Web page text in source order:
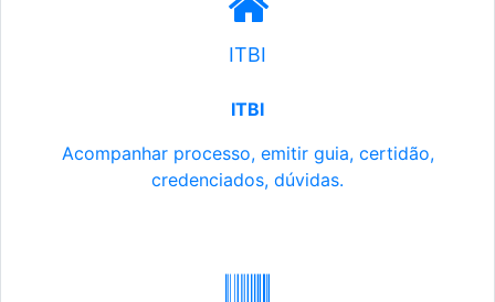
ITBI
ITBI
Acompanhar processo, emitir guia, certidão,
credenciados, dúvidas.